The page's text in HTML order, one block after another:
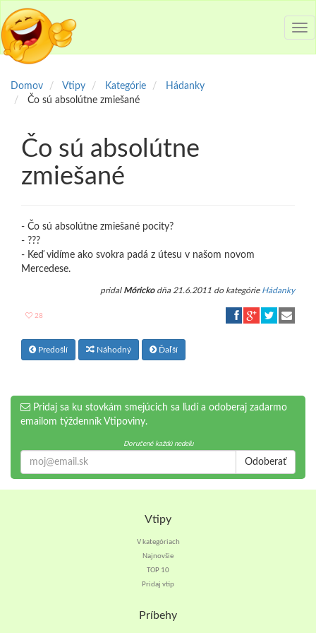
Domov Vtipy Kategórie
Hádanky
Čo sú absolútne zmiešané
Čo sú absolútne
zmiešané
- Čo sú absolútne zmiešané pocity?
- ???
- Keď vidíme ako svokra padá z útesu v našom novom
Mercedese.
pridal Mórickodňa 21.6.2011 do kategórie Hádanky
28
Predošlí Náhodný Ďaľší
Pridaj sa ku stovkám smejúcich sa ľudí a odoberaj zadarmo
emailom týždenník Vtipoviny.
Doručené každú nedeľu
Odoberať
Vtipy
V kategóriach
Najnovšie
TOP 10
Pridaj vtip
Príbehy